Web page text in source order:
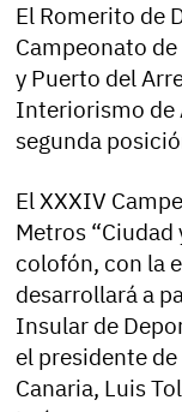
El Romerito de
Campeonato
y Puerto del
Interiorismo de
segunda
El XXXIV
Metros
colofón, con la
desarrollará a
Insular de
el presidente
Canaria, Luis